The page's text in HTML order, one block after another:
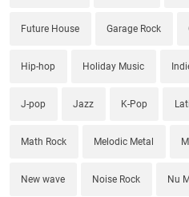
Future House Garage Rock
Hip-hop Holiday Music
J-pop Jazz K-Pop
Math Rock Melodic Metal
New wave Noise Rock Nu